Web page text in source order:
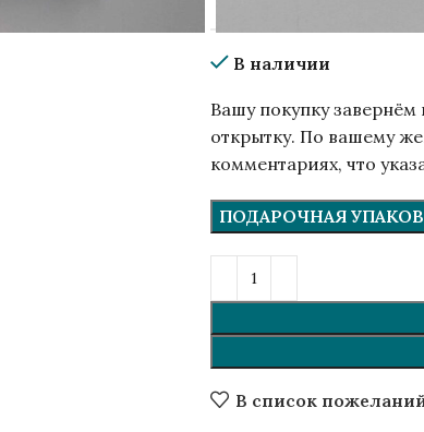
В наличии
Вашу покупку
открытку. По вашему
комментариях, что
ПОДАРОЧНАЯ
В список